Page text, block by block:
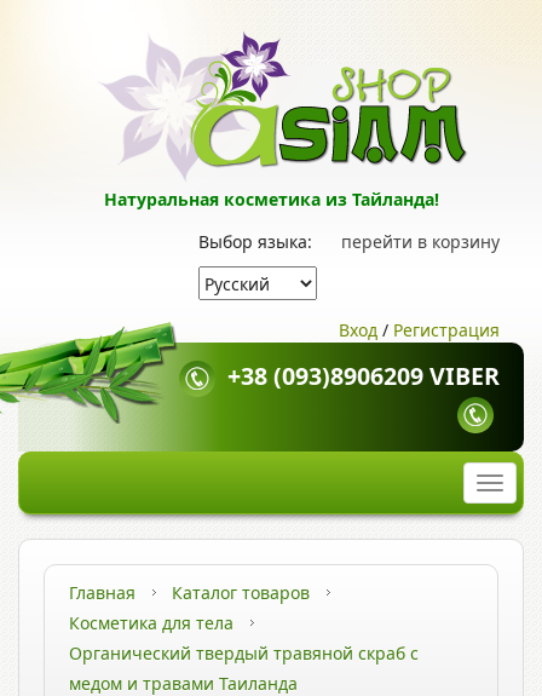
Натуральная косметика из Тайланда!
перейти в корзину
Выбор языка:
Вход / Регистрация
+38 (093)8906209 VIBER
Главная
Каталог товаров
Косметика для тела
Органический твердый травяной скраб с
медом и травами Таиланда